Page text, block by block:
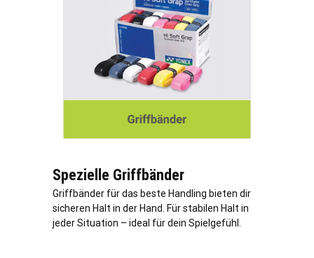
Spezielle Griffbänder
Griffbänder für das beste Handling bieten dir
sicheren Halt in der Hand. Für stabilen Halt in
jeder Situation – ideal für dein Spielgefühl.